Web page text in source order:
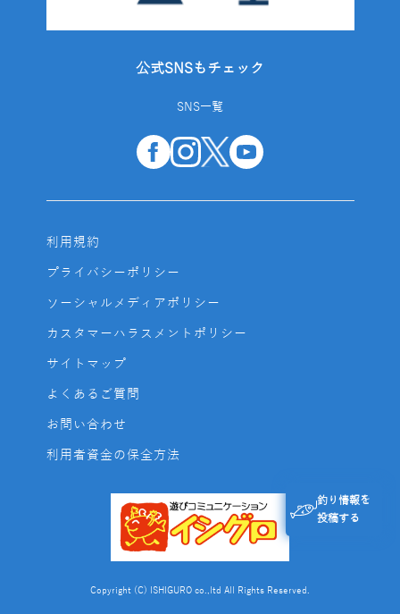
釣り情報を
投稿する
公式SNSもチェック
SNS一覧
利用規約
プライバシーポリシー
ソーシャルメディアポリシー
カスタマーハラスメントポリシー
サイトマップ
よくあるご質問
お問い合わせ
利用者資金の保全方法
Copyright (C) ISHIGURO co.,ltd All Rights Reserved.